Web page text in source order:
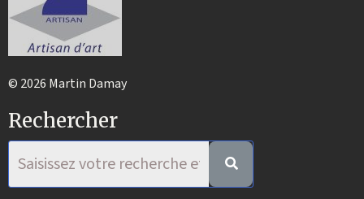
© 2026 Martin Damay
Rechercher